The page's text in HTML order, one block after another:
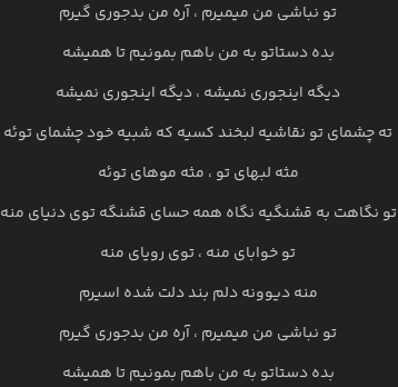
تو نباشی من میمیرم ، آره من بدجوری گیرم
بده دستاتو به من باهم بمونیم تا همیشه
دیگه اینجوری نمیشه ، دیگه اینجوری نمیشه
ته چشمای تو نقاشیه لبخند کسیه که شبیه خود چشمای توئه
مثه لبهای تو ، مثه موهای توئه
تو نگاهت به قشنگیه نگاه همه حسای قشنگه توی دنیای منه
تو خوابای منه ، توی رویای منه
منه دیوونه دلم بند دلت شده اسیرم
تو نباشی من میمیرم ، آره من بدجوری گیرم
بده دستاتو به من باهم بمونیم تا همیشه